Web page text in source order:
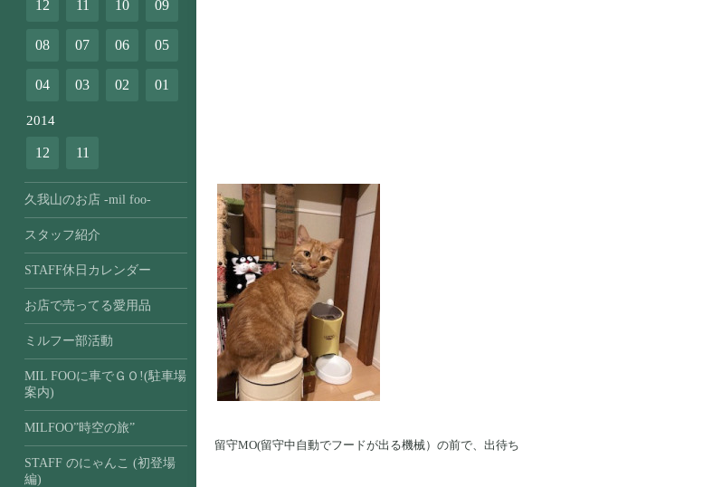
留守MO(留守中自動でフードが出る機械）の前で、出待ち
12 11 10 09
08 07 06 05
04 03 02 01
2014
12 11
久我山のお店 -mil foo-
スタッフ紹介
STAFF休日カレンダー
お店で売ってる愛用品
ミルフー部活動
MIL FOOに車でＧＯ!(駐車場
案内)
MILFOO”時空の旅”
STAFF のにゃんこ (初登場
編)